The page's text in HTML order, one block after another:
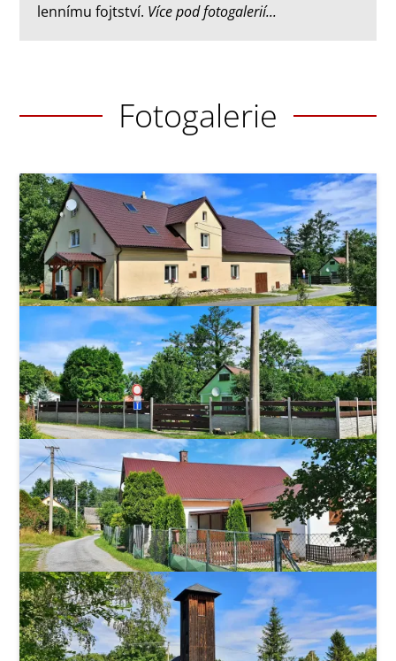
lennímu fojtství. Více pod fotogalerií...
Fotogalerie